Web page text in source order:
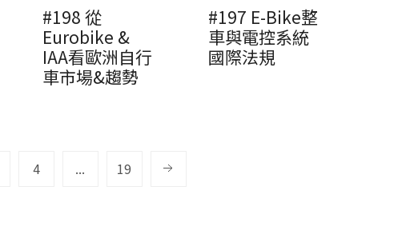
#198 從
Eurobike &
IAA看歐洲自行
車市場&趨勢
#197 E-Bike整
車與電控系統
國際法規
4 ... 19